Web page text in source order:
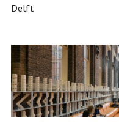
Delft